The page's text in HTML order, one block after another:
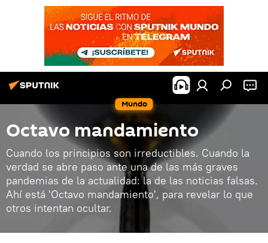
Mundo
Octavo mandamiento
Cuando los principios son irreductibles. Cuando la
verdad se abre paso ante una de las más graves
pandemias de la actualidad: la de las noticias falsas.
Ahí está 'Octavo mandamiento', para revelar lo que
otros intentan ocultar.